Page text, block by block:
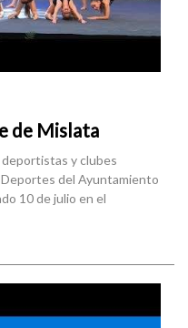
de Mislata
y clubes
del Ayuntamiento
10 de julio en el